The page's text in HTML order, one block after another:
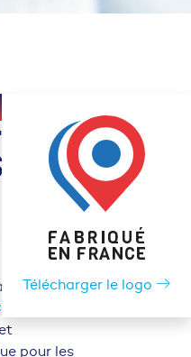
et
pour les
Télécharger le logo